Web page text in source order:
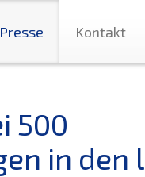
Presse Kontakt
500
in den